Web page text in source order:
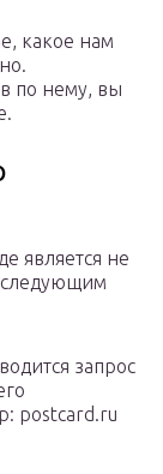
какое нам
по нему, вы
является не
следующим
запрос
postcard.ru